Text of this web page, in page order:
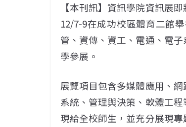
【本刊訊】資訊學院資訊展
12/7-9在成功校區體育二館
管、資傳、資工、電通、電
學參展。
展覽項目包含多媒體應用、
系統、管理與決策、軟體工
現給全校師生，並充分展現